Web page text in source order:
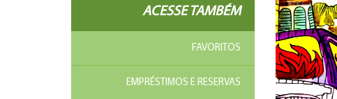
ACESSE TAMBÉM
FAVORITOS
EMPRÉSTIMOS E RESERVAS